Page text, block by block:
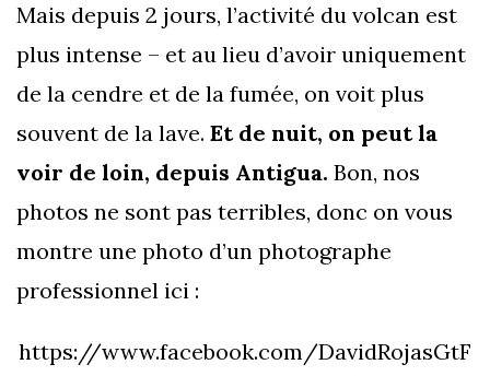
Mais depuis 2 jours, l’activité du volcan est
plus intense – et au lieu d’avoir uniquement
de la cendre et de la fumée, on voit plus
souvent de la lave. Et de nuit, on peut la
voir de loin, depuis Antigua. Bon, nos
photos ne sont pas terribles, donc on vous
montre une photo d’un photographe
professionnel ici :
https://www.facebook.com/DavidRojasGtF